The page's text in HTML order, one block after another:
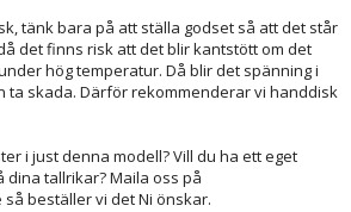
tänk bara på att ställa godset så att det står
det finns risk att det blir kantstött om det
hög temperatur. Då blir det spänning i
ta skada. Därför rekommenderar vi handdisk
i just denna modell? Vill du ha ett eget
tallrikar? Maila oss på
beställer vi det Ni önskar.